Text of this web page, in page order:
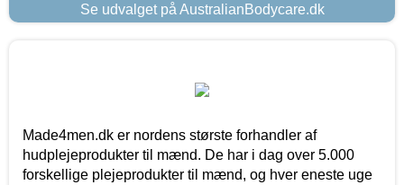
Se udvalget på AustralianBodycare.dk
Made4men.dk er nordens største forhandler af
hudplejeprodukter til mænd. De har i dag over 5.000
forskellige plejeprodukter til mænd, og hver eneste uge